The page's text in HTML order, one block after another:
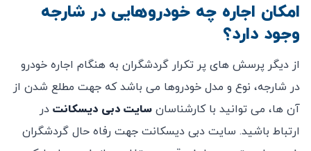
امکان اجاره چه خودروهایی در شارجه
وجود دارد؟
از دیگر پرسش های پر تکرار گردشگران به هنگام اجاره خودرو
در شارجه، نوع و مدل خودروها می باشد که جهت مطلع شدن از
آن ها، می توانید با کارشناسان سایت دبی دیسکانت در
ارتباط باشید. سایت دبی دیسکانت جهت رفاه حال گردشگران